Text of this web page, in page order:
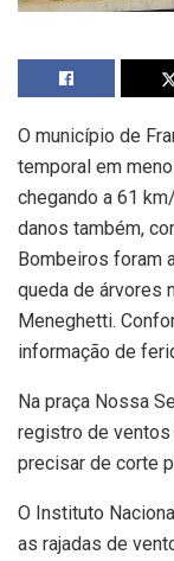
O município de
temporal em
chegando a 61
danos também,
Bombeiros foram
queda de árvores
Meneghetti.
informação de
Na praça Nossa
registro de
precisar de corte
O Instituto
as rajadas de